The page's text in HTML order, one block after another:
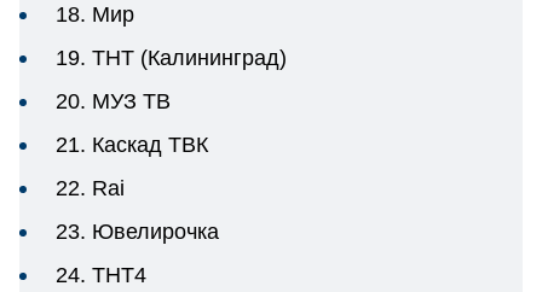
18. Мир
19. ТНТ (Калининград)
20. МУЗ ТВ
21. Каскад ТВК
22. Rai
23. Ювелирочка
24. THT4